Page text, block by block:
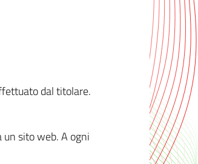
dal titolare.
sito web. A ogni